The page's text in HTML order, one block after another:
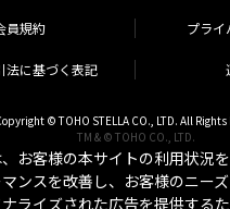
員規約 プライ
法に基づく表記
© TOHO STELLA CO., LTD. All Rights
TM & © TOHO CO., LTD.
お客様の本サイトの利用状況
ンスを改善し、お客様のニー
ライズされた広告を提供する